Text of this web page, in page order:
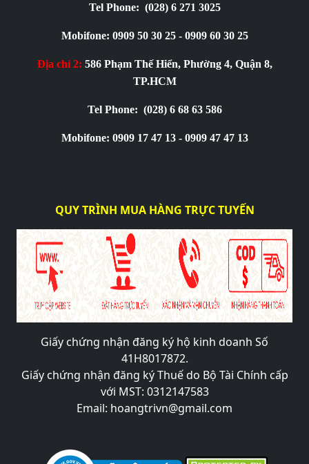
Tel Phone: (028) 6 271 3025
Mobifone: 0909 50 30 25 - 0909 60 30 25
Địa chỉ 2: 586 Phạm Thế Hiển, Phường 4, Quận 8,
TP.HCM
Tel Phone: (028) 6 68 63 586
Mobifone: 0909 17 47 13 - 0909 47 47 13
QUY TRÌNH MUA HÀNG TRỰC TUYẾN
Giấy chứng nhận đăng ký hộ kinh doanh Số
41H8017872.
Giấy chứng nhận đăng ký Thuế do Bộ Tài Chính cấp
với MST: 0312147583
Email: hoangtrivn@gmail.com